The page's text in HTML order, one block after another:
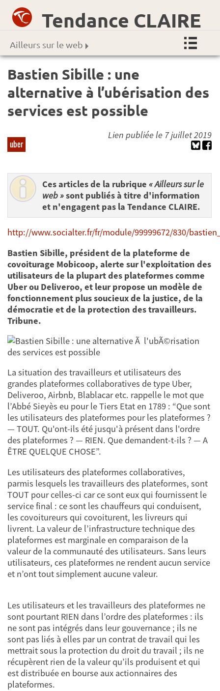
Tendance CLAIRE
Ailleurs sur le web
Bastien Sibille : une
alternative à l’ubérisation des
services est possible
uber
Lien publiée le 7 juillet 2019
Ces articles de la rubrique « Ailleurs sur le
web »sont publiés à titre d'information
et n'engagent pas la Tendance CLAIRE.
http://www.socialter.fr/fr/module/99999672/830/
Bastien Sibille, président de la plateforme de
covoiturage Mobicoop, alerte sur l'exploitation des
utilisateurs de la plupart des plateformes comme
Uber ou Deliveroo, et leur propose un modèle de
fonctionnement plus soucieux de la justice, de la
démocratie et de la protection des travailleurs.
Tribune.
La situation des travailleurs et utilisateurs des
grandes plateformes collaboratives de type Uber,
Deliveroo, Airbnb, Blablacar etc. rappelle le mot que
l’Abbé Sieyès eu pour le Tiers Etat en 1789 : “Que sont
les utilisateurs des plateformes pour les plateformes ?
— TOUT. Qu'ont-ils été jusqu'à présent dans l'ordre
des plateformes ? — RIEN. Que demandent-t-ils ? — A
ÊTRE QUELQUE CHOSE”.
Les utilisateurs des plateformes collaboratives,
parmis lesquels les travailleurs des plateformes, sont
TOUT pour celles-ci car ce sont eux qui fournissent le
service final : ce sont les chauffeurs qui conduisent,
les covoitureurs qui covoiturent, les livreurs qui
livrent. La valeur de l’infrastructure technique des
plateformes est marginale en comparaison de la
valeur de la communauté des utilisateurs. Sans leurs
utilisateurs, ces plateformes ne rendent aucun service
et n’ont tout simplement aucune valeur.
Les utilisateurs et les travailleurs des plateformes ne
sont pourtant RIEN dans l’ordre des plateformes : ils
ne sont pas intégrés dans leur gouvernance ; ils ne
sont pas liés à elles par un contrat de travail qui les
mettrait sous la protection du droit du travail ; ils ne
récupèrent rien de la valeur qu’ils produisent et qui
est distribuée en bourse aux actionnaires des
plateformes.